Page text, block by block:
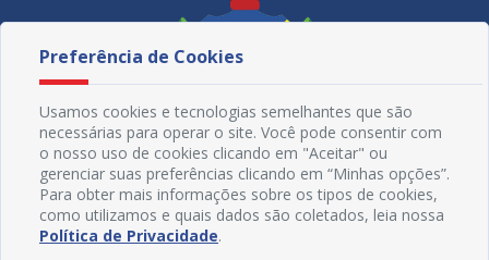
Redes Sociais
Preferência de Cookies
Usamos cookies e tecnologias semelhantes que são
necessárias para operar o site. Você pode consentir com
o nosso uso de cookies clicando em "Aceitar" ou
gerenciar suas preferências clicando em “Minhas opções”.
Para obter mais informações sobre os tipos de cookies,
como utilizamos e quais dados são coletados, leia nossa
Política de Privacidade.